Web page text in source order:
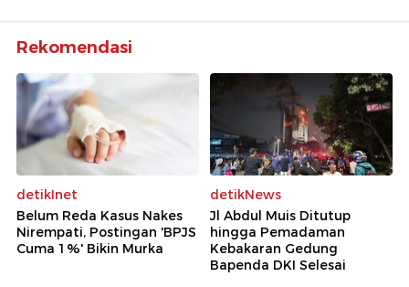
Rekomendasi
detikInet
Belum Reda Kasus Nakes
Nirempati, Postingan 'BPJS
Cuma 1%' Bikin Murka
detikNews
Jl Abdul Muis Ditutup
hingga Pemadaman
Kebakaran Gedung
Bapenda DKI Selesai